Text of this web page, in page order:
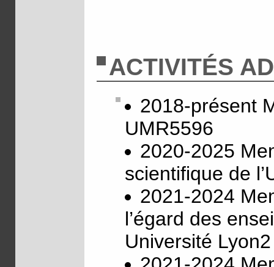
ACTIVITÉS
2018-présent
UMR5596
2020-2025
scientifique de
2021-2024
l’égard des
Université Lyon2